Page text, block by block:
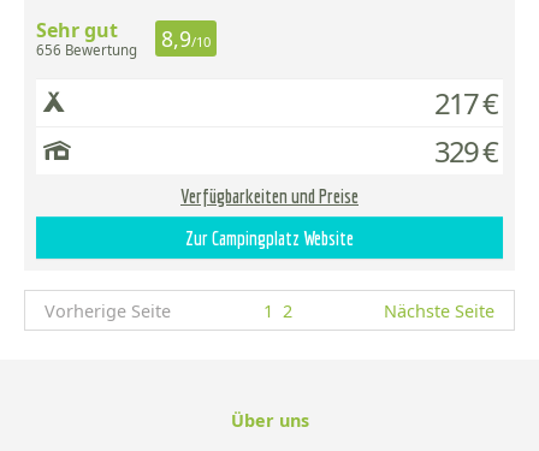
Sehr gut
656 Bewertung 8,9/10
217 €
329 €
Verfügbarkeiten und Preise
Zur Campingplatz Website
Vorherige Seite 1 2 Nächste Seite
Über uns